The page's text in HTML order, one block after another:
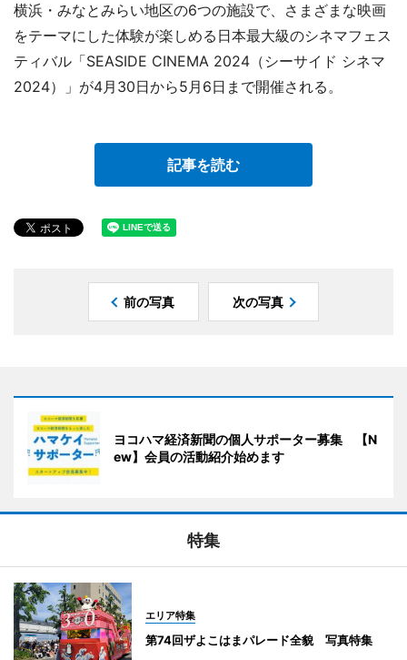
横浜・みなとみらい地区の6つの施設で、さまざまな映画
をテーマにした体験が楽しめる日本最大級のシネマフェス
ティバル「SEASIDE CINEMA 2024（シーサイド シネマ
2024）」が4月30日から5月6日まで開催される。
記事を読む
前の写真 次の写真
ヨコハマ経済新聞の個人サポーター募集 【N
ew】会員の活動紹介始めます
特集
エリア特集
第74回ザよこはまパレード全貌 写真特集